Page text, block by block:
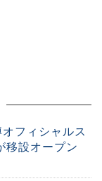
フィシャルス
移設オープン